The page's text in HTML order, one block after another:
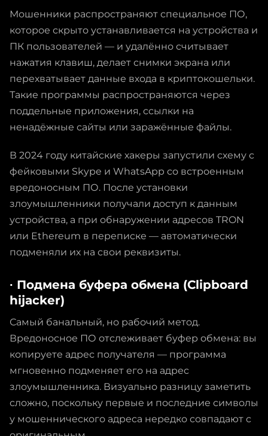
Мошенники распространяют специальное ПО,
которое скрыто устанавливается на устройства и
ПК пользователей — и удалённо считывает
нажатия клавиш, делает снимки экрана или
перехватывает данные входа в криптокошельки.
Такие программы распространяются через
поддельные приложения, ссылки на
ненадёжные сайты или заражённые файлы.
В 2024 году китайские хакеры запустили схему с
фейковыми Skype и WhatsApp со встроенным
вредоносным ПО. После установки
злоумышленники получали доступ к данным
устройства, а при обнаружении адресов TRON
или Ethereum в переписке — автоматически
подменяли их на свои реквизиты.
∙ Подмена буфера обмена (Clipboard
hijacker)
Самый банальный, но рабочий метод.
Вредоносное ПО отслеживает буфер обмена: вы
копируете адрес получателя — программа
мгновенно подменяет его на адрес
злоумышленника. Визуально разницу заметить
сложно, поскольку первые и последние символы
у мошеннического адреса нередко совпадают с